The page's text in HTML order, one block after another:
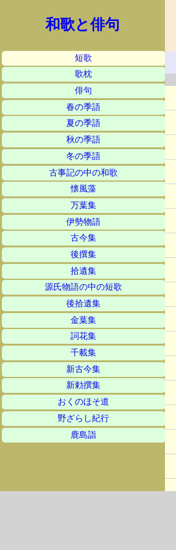
和歌と俳句
短歌
歌枕
俳句
春の季語
夏の季語
秋の季語
冬の季語
古事記の中の和歌
懐風藻
万葉集
伊勢物語
古今集
後撰集
拾遺集
源氏物語の中の短歌
後拾遺集
金葉集
詞花集
千載集
新古今集
新勅撰集
おくのほそ道
野ざらし紀行
鹿島詣